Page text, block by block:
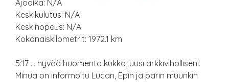
Ajoaika: N/A
Keskikulutus: N/A
Keskinopeus: N/A
Kokonaiskilometrit: 1972.1 km
5:17 … hyvää huomenta kukko, uusi arkkiviholliseni.
Minua on informoitu Lucan, Epin ja parin muunkin